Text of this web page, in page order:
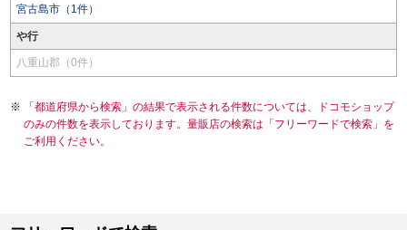
宮古島市（1件）
や行
八重山郡（0件）
「都道府県から検索」の結果で表示される件数については、ドコモショップ
のみの件数を表示しております。量販店の検索は「フリーワードで検索」を
ご利用ください。